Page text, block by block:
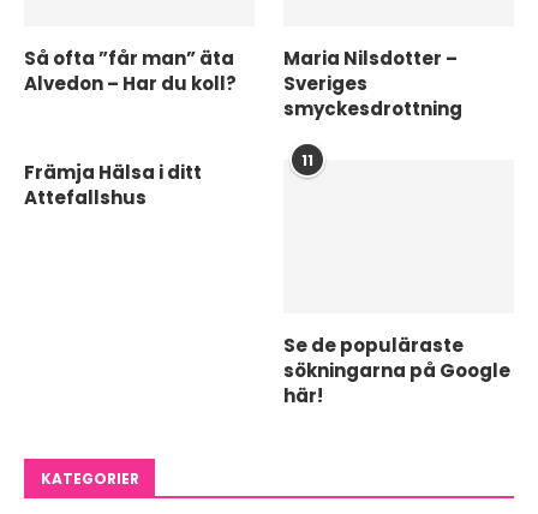
Så ofta ”får man” äta
Alvedon – Har du koll?
Maria Nilsdotter –
Sveriges
smyckesdrottning
Främja Hälsa i ditt
Attefallshus
11
Se de populäraste
sökningarna på Google
här!
KATEGORIER